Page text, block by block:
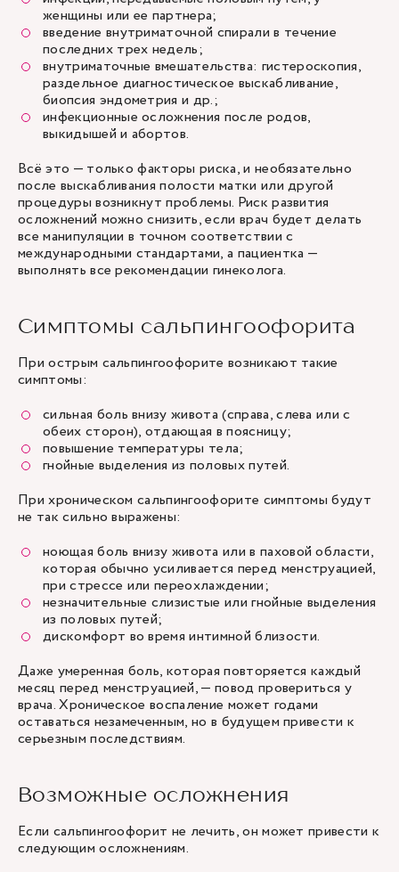
женщины или ее партнера;
введение внутриматочной спирали в течение
последних трех недель;
внутриматочные вмешательства: гистероскопия,
раздельное диагностическое выскабливание,
биопсия эндометрия и др.;
инфекционные осложнения после родов,
выкидышей и абортов.
Всё это — только факторы риска, и необязательно
после выскабливания полости матки или другой
процедуры возникнут проблемы. Риск развития
осложнений можно снизить, если врач будет делать
все манипуляции в точном соответствии с
международными стандартами, а пациентка —
выполнять все рекомендации гинеколога.
Симптомы сальпингоофорита
При острым сальпингоофорите возникают такие
симптомы:
сильная боль внизу живота (справа, слева или с
обеих сторон), отдающая в поясницу;
повышение температуры тела;
гнойные выделения из половых путей.
При хроническом сальпингоофорите симптомы будут
не так сильно выражены:
ноющая боль внизу живота или в паховой области,
которая обычно усиливается перед менструацией,
при стрессе или переохлаждении;
незначительные слизистые или гнойные выделения
из половых путей;
дискомфорт во время интимной близости.
Даже умеренная боль, которая повторяется каждый
месяц перед менструацией, — повод провериться у
врача. Хроническое воспаление может годами
оставаться незамеченным, но в будущем привести к
серьезным последствиям.
Возможные осложнения
Если сальпингоофорит не лечить, он может привести к
следующим осложнениям.